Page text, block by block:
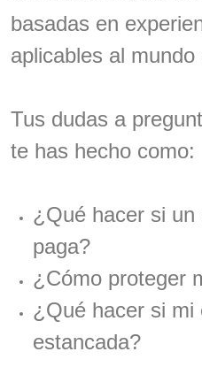
basadas en
aplicables al mundo
Tus dudas a
te has hecho como:
¿Qué hacer si un
paga?
¿Cómo proteger
¿Qué hacer si mi
estancada?